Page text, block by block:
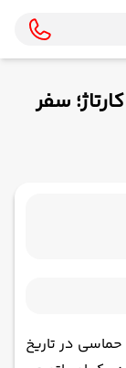
سفر
حماسی در تاریخ